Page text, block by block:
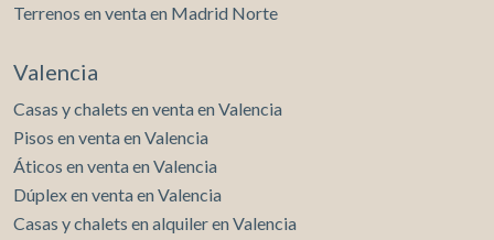
Terrenos en venta en Madrid Norte
Valencia
Casas y chalets en venta en Valencia
Pisos en venta en Valencia
Áticos en venta en Valencia
Dúplex en venta en Valencia
Casas y chalets en alquiler en Valencia